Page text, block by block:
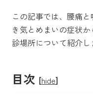
この記事では、腰痛と
き気とめまいの症状
診場所について紹介し
目次 [hide]